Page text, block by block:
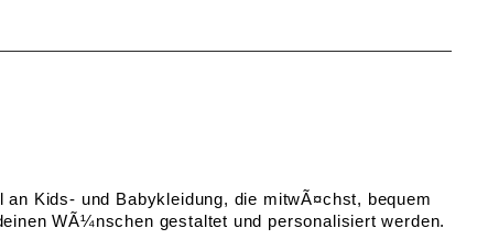
Kids- und Babykleidung, die mitwÃ¤chst, bequem
WÃ¼nschen gestaltet und personalisiert werden.